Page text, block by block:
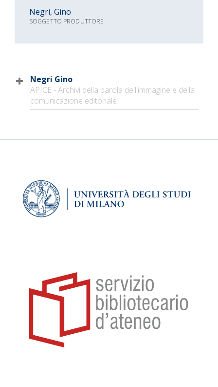
Negri, Gino
SOGGETTO PRODUTTORE
Negri Gino
APICE - Archivi della parola dell'immagine e della
comunicazione editoriale